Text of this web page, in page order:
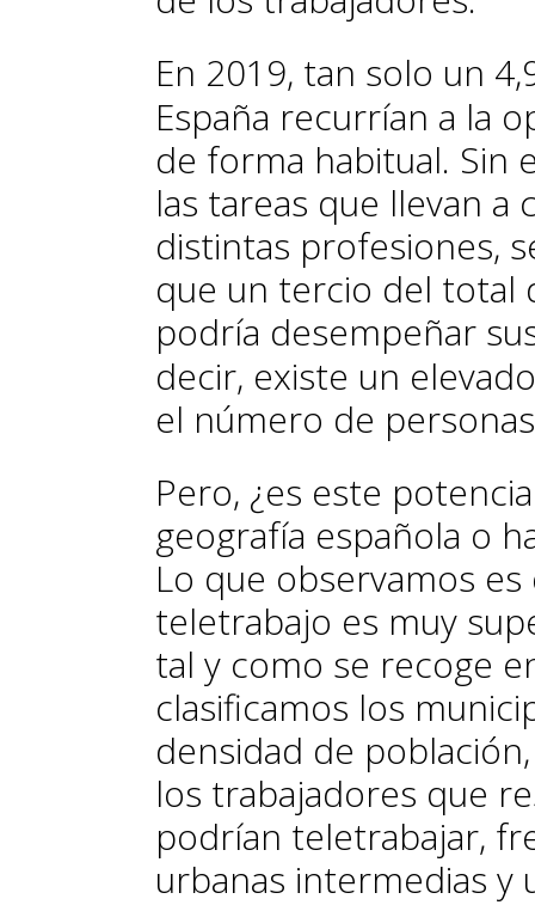
En 2019, tan solo un
España recurrían a la
de forma habitual. Sin
las tareas que llevan
distintas profesiones,
que un tercio del total
podría desempeñar
decir, existe un
el número de
Pero, ¿es este
geografía española o
Lo que observamos
teletrabajo es muy
tal y como se recoge
clasificamos los
densidad de
los trabajadores que
podrían teletrabajar,
urbanas intermedias y